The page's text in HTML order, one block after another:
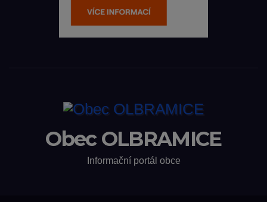
Obec OLBRAMICE
Informační portál obce